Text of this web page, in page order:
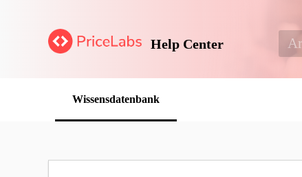
Help Center
Wissensdatenbank